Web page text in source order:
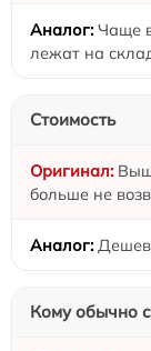
Чаще
лежат на
Стоимость
больше не
Кому обычно